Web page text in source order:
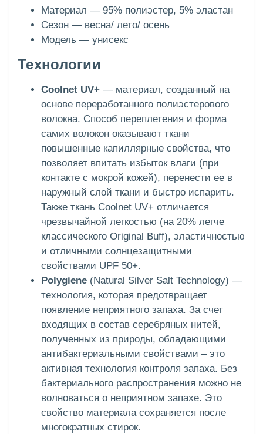
Материал — 95% полиэстер, 5% эластан
Сезон — весна/ лето/ осень
Модель — унисекс
Технологии
Coolnet UV+ — материал, созданный на
основе переработанного полиэстерового
волокна. Способ переплетения и форма
самих волокон оказывают ткани
повышенные капиллярные свойства, что
позволяет впитать избыток влаги (при
контакте с мокрой кожей), перенести ее в
наружный слой ткани и быстро испарить.
Также ткань Coolnet UV+ отличается
чрезвычайной легкостью (на 20% легче
классического Original Buff), эластичностью
и отличными солнцезащитными
свойствами UPF 50+.
Polygiene (Natural Silver Salt Technology) —
технология, которая предотвращает
появление неприятного запаха. За счет
входящих в состав серебряных нитей,
полученных из природы, обладающими
антибактериальными свойствами – это
активная технология контроля запаха. Без
бактериального распространения можно не
волноваться о неприятном запахе. Это
свойство материала сохраняется после
многократных стирок.